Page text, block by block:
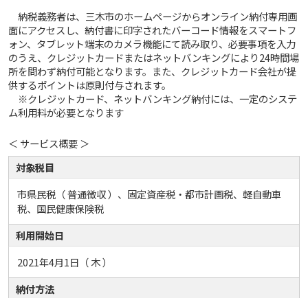
納税義務者は、三木市のホームページからオンライン納付専用画
面にアクセスし、納付書に印字されたバーコード情報をスマートフ
ォン、タブレット端末のカメラ機能にて読み取り、必要事項を入力
のうえ、クレジットカードまたはネットバンキングにより24時間場
所を問わず納付可能となります。また、クレジットカード会社が提
供するポイントは原則付与されます。
※クレジットカード、ネットバンキング納付には、一定のシステ
ム利用料が必要となります
＜ サービス概要 ＞
対象税目
市県民税（ 普通徴収 ）、固定資産税・都市計画税、軽自動車
税、国民健康保険税
利用開始日
2021年4月1日（ 木 ）
納付方法